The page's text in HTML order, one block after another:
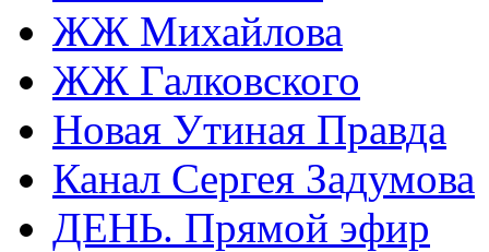
ЖЖ Михайлова
ЖЖ Галковского
Новая Утиная Правда
Канал Сергея Задумова
ДЕНЬ. Прямой эфир